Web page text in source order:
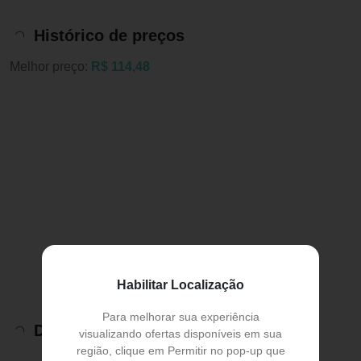
Habilitar Localização
Para melhorar sua experiência
visualizando ofertas disponíveis em sua
região, clique em Permitir no pop-up que
Histórico de preços
Melhor preço: R$ 114,48
Descrição do Produto